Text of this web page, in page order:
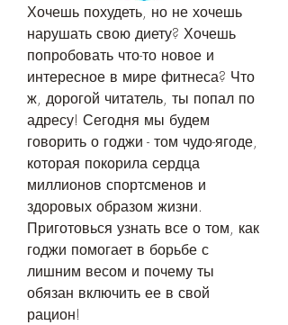
Хочешь похудеть, но не хочешь
нарушать свою диету? Хочешь
попробовать что-то новое и
интересное в мире фитнеса? Что
ж, дорогой читатель, ты попал по
адресу! Сегодня мы будем
говорить о годжи - том чудо-ягоде,
которая покорила сердца
миллионов спортсменов и
здоровых образом жизни.
Приготовься узнать все о том, как
годжи помогает в борьбе с
лишним весом и почему ты
обязан включить ее в свой
рацион!